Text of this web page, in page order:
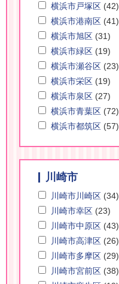
横浜市戸塚区 (42)
横浜市港南区 (41)
横浜市旭区 (31)
横浜市緑区 (19)
横浜市瀬谷区 (23)
横浜市栄区 (19)
横浜市泉区 (27)
横浜市青葉区 (72)
横浜市都筑区 (57)
川崎市
川崎市川崎区 (34)
川崎市幸区 (23)
川崎市中原区 (43)
川崎市高津区 (26)
川崎市多摩区 (29)
川崎市宮前区 (38)